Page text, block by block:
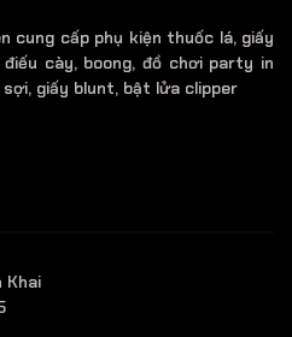
cung cấp phụ kiện thuốc lá, giấy
cày, boong, đồ chơi party in
giấy blunt, bật lửa clipper
Khai